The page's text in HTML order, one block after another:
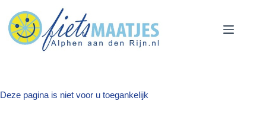
naar
de
inhoud
Deze pagina is niet voor u toegankelijk